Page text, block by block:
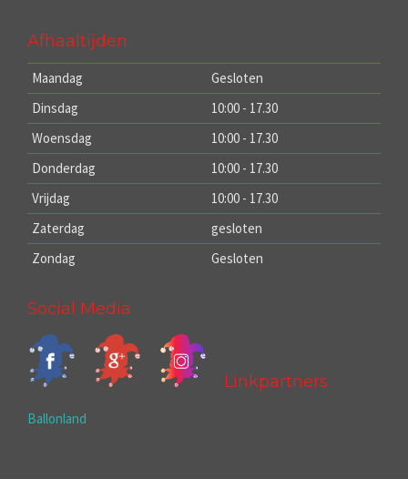
Afhaaltijden
Maandag
Gesloten
Dinsdag
10:00 - 17.30
Woensdag
10:00 - 17.30
Donderdag
10:00 - 17.30
Vrijdag
10:00 - 17.30
Zaterdag
gesloten
Zondag
Gesloten
Social Media
Linkpartners
Ballonland